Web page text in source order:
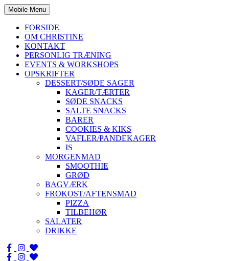
Mobile Menu
FORSIDE
OM CHRISTINE
KONTAKT
PERSONLIG TRÆNING
EVENTS & WORKSHOPS
OPSKRIFTER
DESSERT/SØDE SAGER
KAGER/TÆRTER
SØDE SNACKS
SALTE SNACKS
BARER
COOKIES & KIKS
VAFLER/PANDEKAGER
IS
MORGENMAD
SMOOTHIE
GRØD
BAGVÆRK
FROKOST/AFTENSMAD
PIZZA
TILBEHØR
SALATER
DRIKKE